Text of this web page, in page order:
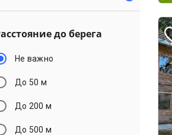
до берега
Не важно
До 50 м
До 200 м
До 500 м